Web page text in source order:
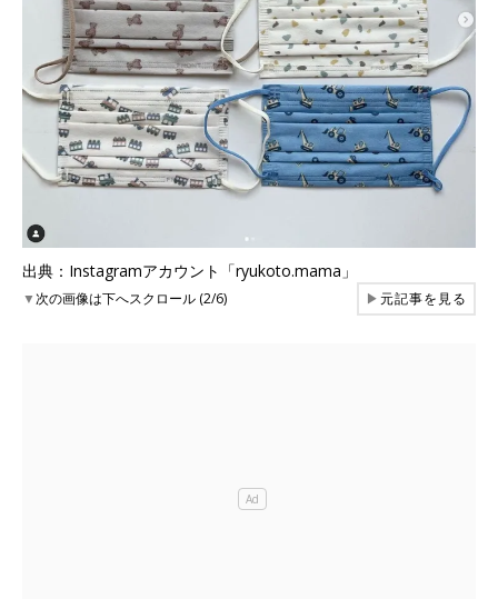
出典：Instagramアカウント「ryukoto.mama」
▼次の画像は下へスクロール (2/6) ▶元記事を見る